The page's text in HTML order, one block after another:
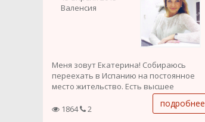
Валенсия
Меня зовут Екатерина! Собираюсь
переехать в Испанию на постоянное
место жительство. Есть высшее
образование, знание компьютера
отличное, есть опыт работы в продажах
1864 2 подробнее